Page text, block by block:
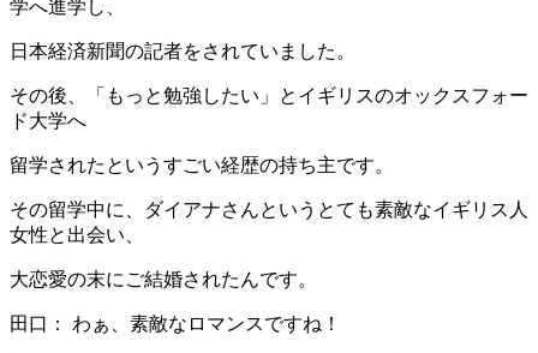
学へ進学し、
日本経済新聞の記者をされていました。
その後、「もっと勉強したい」とイギリスのオックスフォー
ド大学へ
留学されたというすごい経歴の持ち主です。
その留学中に、ダイアナさんというとても素敵なイギリス人
女性と出会い、
大恋愛の末にご結婚されたんです。
田口： わぁ、素敵なロマンスですね！